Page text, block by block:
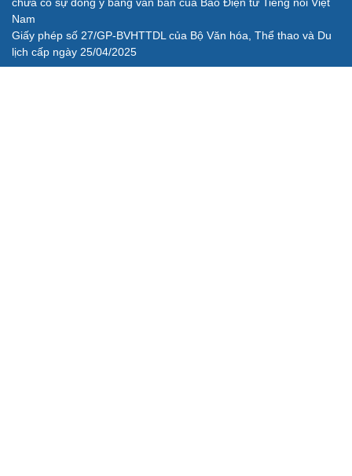
Nam
Giấy phép số 27/GP-BVHTTDL của Bộ Văn hóa, Thể thao và Du
lịch cấp ngày 25/04/2025